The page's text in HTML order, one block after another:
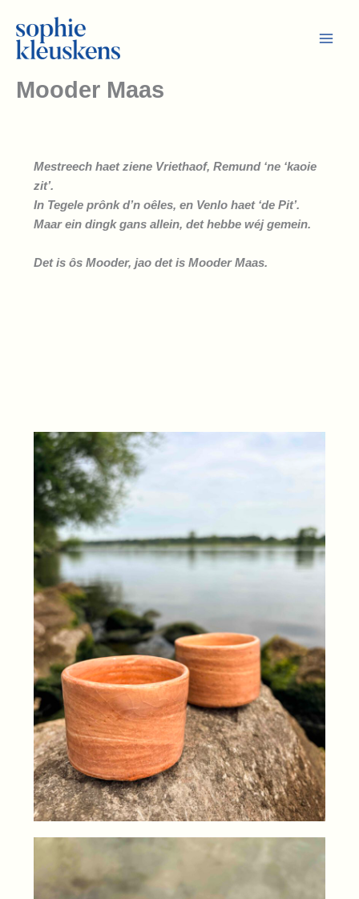
naar
Mooder Maas
Mestreech haet ziene Vriethaof, Remund ‘ne ‘kaoie
zit’.
In Tegele prônk d’n oêles, en Venlo haet ‘de Pit’.
Maar ein dingk gans allein, det hebbe wéj gemein.
Det is ôs Mooder, jao det is Mooder Maas.